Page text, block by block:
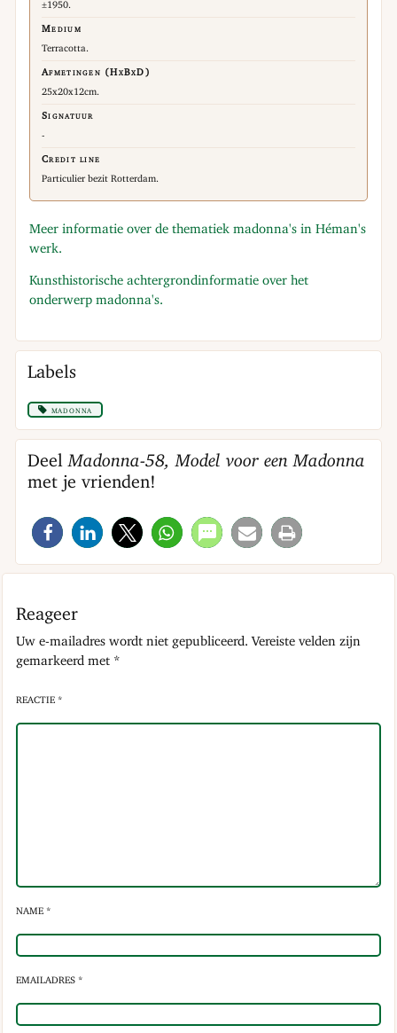
±1950.
Medium
Terracotta.
Afmetingen (HxBxD)
25x20x12cm.
Signatuur
-
Credit line
Particulier bezit Rotterdam.
Meer informatie over de thematiek madonna's in Héman's
werk.
Kunsthistorische achtergrondinformatie over het
onderwerp madonna's.
Labels
madonna
Deel Madonna-58, Model voor een Madonna
met je vrienden!
Reageer
Uw e-mailadres wordt niet gepubliceerd. Vereiste velden zijn
gemarkeerd met *
REACTIE *
NAME *
EMAILADRES *